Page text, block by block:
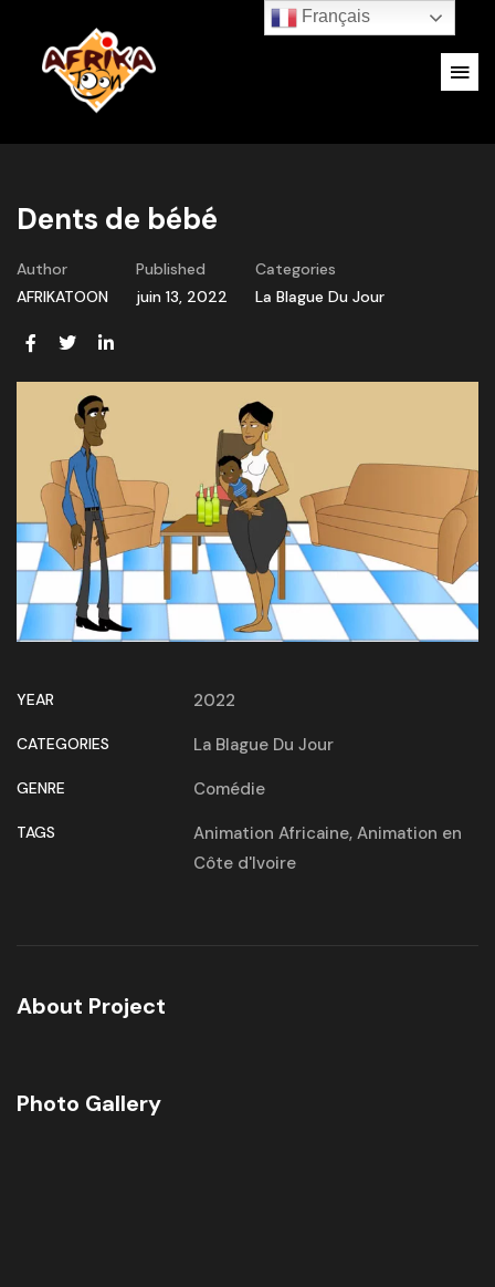
Dents de bébé
Author
AFRIKATOON
Published
juin 13, 2022
Categories
La Blague Du Jour
YEAR 2022
CATEGORIES La Blague Du Jour
GENRE Comédie
TAGS Animation Africaine, Animation en
Côte d'Ivoire
About Project
Photo Gallery
Français